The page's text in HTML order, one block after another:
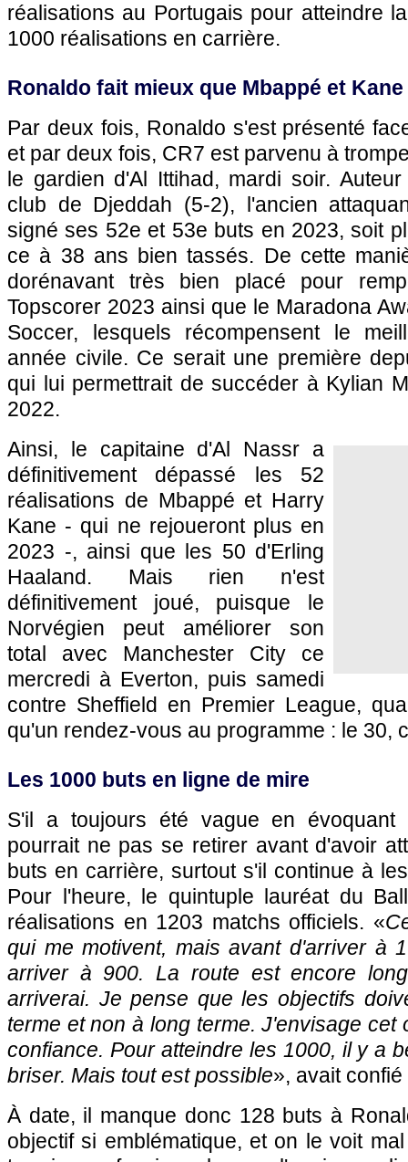
réalisations au Portugais pour atteindre
1000 réalisations en carrière.
Ronaldo fait mieux que Mbappé et Kane
Par deux fois, Ronaldo s'est présenté
et par deux fois, CR7 est parvenu à
le gardien d'Al Ittihad, mardi soir.
club de Djeddah (5-2), l'ancien
signé ses 52e et 53e buts en 2023, soit
ce à 38 ans bien tassés. De cette
dorénavant très bien placé pour
Topscorer 2023 ainsi que le Maradona
Soccer, lesquels récompensent le
année civile. Ce serait une première
qui lui permettrait de succéder à Kylian
2022.
Ainsi, le capitaine d'Al Nassr a
définitivement dépassé les 52
réalisations de Mbappé et Harry
Kane - qui ne rejoueront plus en
2023 -, ainsi que les 50 d'Erling
Haaland. Mais rien n'est
définitivement joué, puisque le
Norvégien peut améliorer son
total avec Manchester City ce
mercredi à Everton, puis samedi
contre Sheffield en Premier League,
qu'un rendez-vous au programme : le 30,
Les 1000 buts en ligne de mire
S'il a toujours été vague en évoquant
pourrait ne pas se retirer avant d'avoir
buts en carrière, surtout s'il continue à
Pour l'heure, le quintuple lauréat du
réalisations en 1203 matchs officiels. «
qui me motivent, mais avant d'arriver à
arriver à 900. La route est encore
arriverai. Je pense que les objectifs
terme et non à long terme. J'envisage cet
confiance. Pour atteindre les 1000, il y a
briser. Mais tout est possible», avait
À date, il manque donc 128 buts à
objectif si emblématique, et on le voit